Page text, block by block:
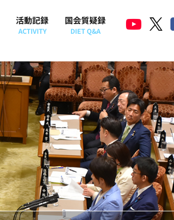
活動記録
ACTIVITY
国会質疑録
DIET Q&A